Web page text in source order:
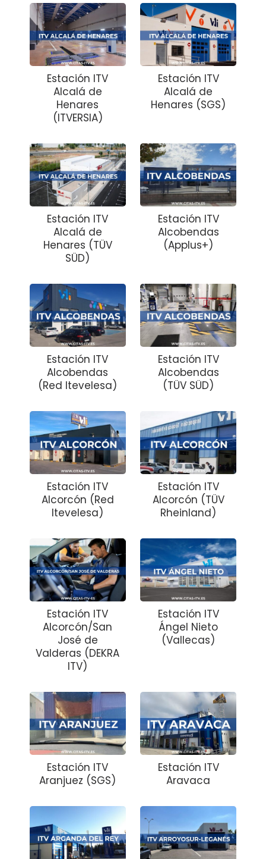
Estación ITV
Alcalá de
Henares
(ITVERSIA)
Estación ITV
Alcalá de
Henares (SGS)
Estación ITV
Alcalá de
Henares (TÜV
SÜD)
Estación ITV
Alcobendas
(Applus+)
Estación ITV
Alcobendas
(Red Itevelesa)
Estación ITV
Alcobendas
(TÜV SÜD)
Estación ITV
Alcorcón (Red
Itevelesa)
Estación ITV
Alcorcón (TÜV
Rheinland)
Estación ITV
Alcorcón/San
José de
Valderas (DEKRA
ITV)
Estación ITV
Ángel Nieto
(Vallecas)
Estación ITV
Aranjuez (SGS)
Estación ITV
Aravaca